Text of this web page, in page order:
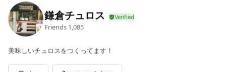
鎌倉チュロス
Friends 1,085
美味しいチュロスをつくってます！